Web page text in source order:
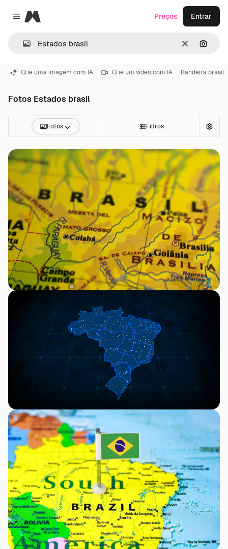
Close menu
Magnific
Limpar
Preços Entrar
Crie uma imagem com IA Crie um vídeo com IA Bandeira brasil
Fotos Estados brasil
Fotos Filtros